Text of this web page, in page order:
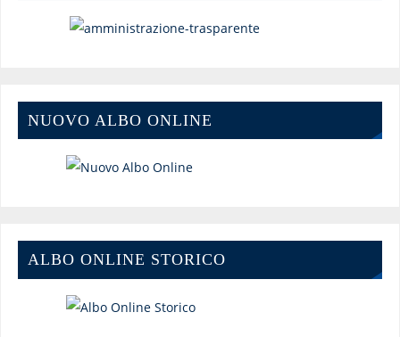
NUOVO ALBO ONLINE
ALBO ONLINE STORICO